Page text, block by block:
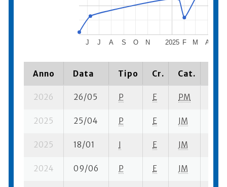
2025
J J A S O N F M A
Anno Data Tipo Cr. Cat.
2026 26/05 P E PM
2025 25/04 P E JM
2025 18/01 I E JM
2024 09/06 P E JM